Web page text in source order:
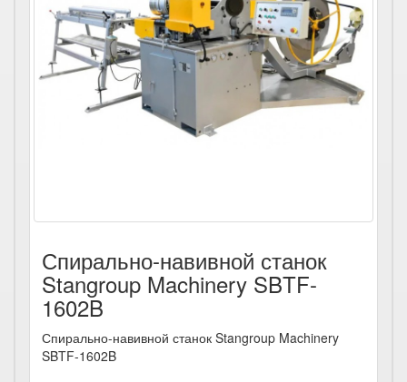
Спирально-навивной станок
Stangroup Machinery SBTF-
1602B
Спирально-навивной станок Stangroup Machinery
SBTF-1602B